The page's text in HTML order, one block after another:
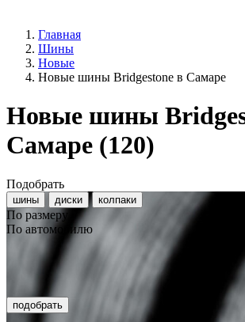
Главная
Шины
Новые
Новые шины Bridgestone в Самаре
Новые шины
Самаре (120)
Подобрать
шины диски колпаки
По размеру
По автомобилю
подобрать